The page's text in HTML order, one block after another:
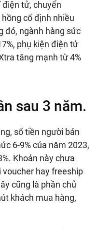
tử, chuyển
cố định nhiều
đó, ngành hàng sức
phụ kiện điện tử
tăng mạnh từ 4%
sau 3 năm.
số tiền người bán
6-9% của năm 2023,
Khoản này chưa
voucher hay freeship
cũng là phần chủ
khách mua hàng,